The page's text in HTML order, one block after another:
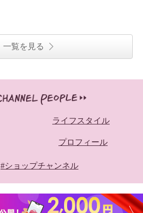
一覧を見る
ライフスタイル
プロフィール
#ショップチャンネル